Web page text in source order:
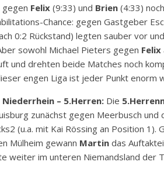
Felix (9:33) und Brien (4:33)
Chance: gegen Gastgeber
0:2 Rückstand) legten sauber vor und
sowohl Michael Pieters gegen Felix
und drehten beide Matches noch
engen Liga ist jeder Punkt enorm
– 5.Herren: Die
zunächst gegen Meerbusch und
(u.a. mit Kai Rössing an Position 1).
Mülheim gewann Martin das
weiter im unteren Niemandsland der